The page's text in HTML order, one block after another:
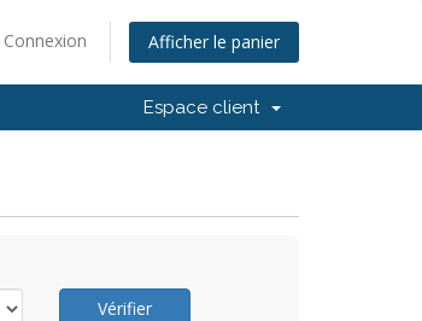
Connexion Afficher le panier
Espace client
Vérifier